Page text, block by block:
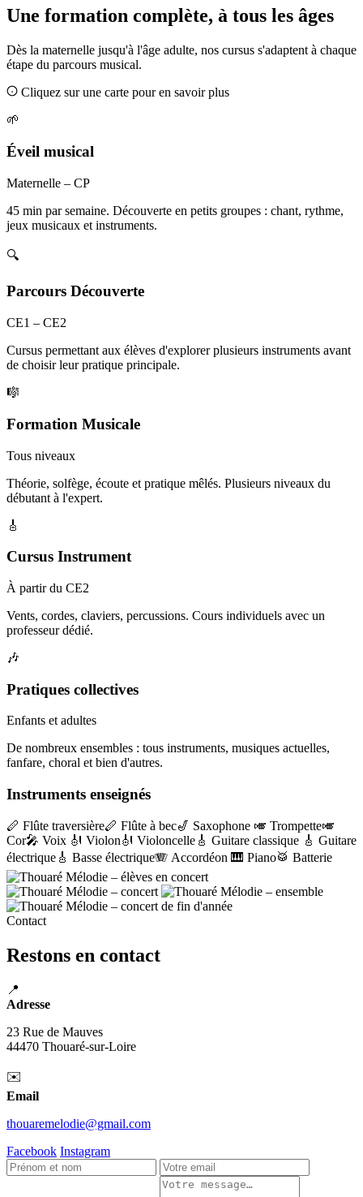
Une formation complète, à tous les âges
Dès la maternelle jusqu'à l'âge adulte, nos cursus s'adaptent à chaque
étape du parcours musical.
Cliquez sur une carte pour en savoir plus
🌱
Éveil musical
Maternelle – CP
45 min par semaine. Découverte en petits groupes : chant, rythme,
jeux musicaux et instruments.
🔍
Parcours Découverte
CE1 – CE2
Cursus permettant aux élèves d'explorer plusieurs instruments avant
de choisir leur pratique principale.
🎼
Formation Musicale
Tous niveaux
Théorie, solfège, écoute et pratique mêlés. Plusieurs niveaux du
débutant à l'expert.
🎸
Cursus Instrument
À partir du CE2
Vents, cordes, claviers, percussions. Cours individuels avec un
professeur dédié.
🎶
Pratiques collectives
Enfants et adultes
De nombreux ensembles : tous instruments, musiques actuelles,
fanfare, choral et bien d'autres.
Instruments enseignés
🪈 Flûte traversière🪈 Flûte à bec🎷 Saxophone 🎺 Trompette🎺
Cor🎤 Voix 🎻 Violon🎻 Violoncelle 🎸 Guitare classique 🎸 Guitare
électrique 🎸 Basse électrique🪗 Accordéon 🎹 Piano🥁 Batterie
Contact
Restons en contact
📍
Adresse
23 Rue de Mauves
44470 Thouaré-sur-Loire
✉️
Email
thouaremelodie@gmail.com
Facebook Instagram